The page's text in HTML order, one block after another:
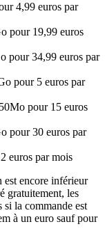
4,99 euros par
pour 19,99 euros
pour 34,99 euros par
pour 5 euros par
pour 15 euros
pour 30 euros par
euros par mois
est encore inférieur
gratuitement, les
si la commande est
à un euro sauf pour